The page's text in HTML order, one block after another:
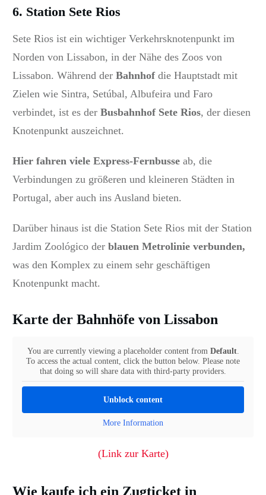
6. Station Sete Rios
Sete Rios ist ein wichtiger Verkehrsknotenpunkt im
Norden von Lissabon, in der Nähe des Zoos von
Lissabon. Während der Bahnhofdie Hauptstadt mit
Zielen wie Sintra, Setúbal, Albufeira und Faro
verbindet, ist es der Busbahnhof Sete Rios, der diesen
Knotenpunkt auszeichnet.
Hier fahren viele Express-Fernbusse ab, die
Verbindungen zu größeren und kleineren Städten in
Portugal, aber auch ins Ausland bieten.
Darüber hinaus ist die Station Sete Rios mit der Station
Jardim Zoológico der blauen Metrolinie verbunden,
was den Komplex zu einem sehr geschäftigen
Knotenpunkt macht.
Karte der Bahnhöfe von Lissabon
You are currently viewing a placeholder content from Default.
To access the actual content, click the button below. Please note
that doing so will share data with third-party providers.
Unblock content
More Information
(Link zur Karte)
Wie kaufe ich ein Zugticket in